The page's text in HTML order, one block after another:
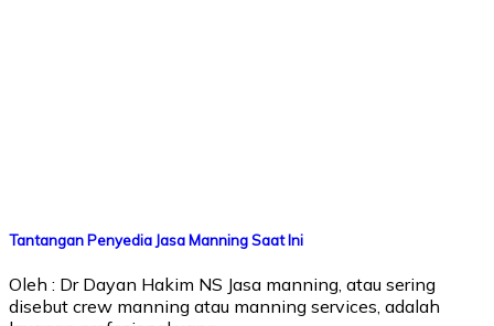
Tantangan Penyedia Jasa Manning Saat Ini
Oleh : Dr Dayan Hakim NS Jasa manning, atau sering
disebut crew manning atau manning services, adalah